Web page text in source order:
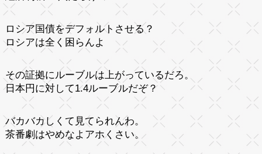
ロシア国債をデフォルトさせる？
ロシアは全く困らんよ
その証拠にルーブルは上がっているだろ。
日本円に対して1.4ルーブルだぞ？
バカバカしくて見てられんわ。
茶番劇はやめなよアホくさい。